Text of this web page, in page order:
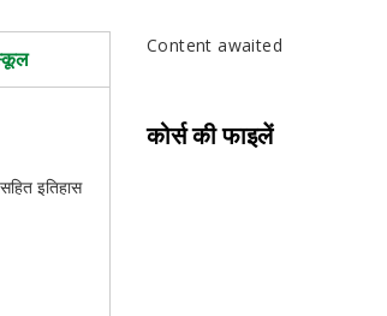
इतिहास
Content awaited
कोर्स की फाइलें